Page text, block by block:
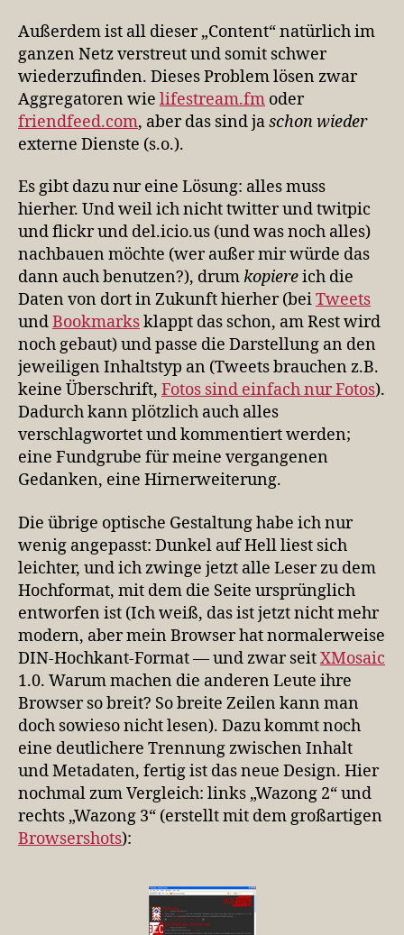
Außerdem ist all dieser „Content“ natürlich im
ganzen Netz verstreut und somit schwer
wiederzufinden. Dieses Problem lösen zwar
Aggregatoren wie lifestream.fm oder
friendfeed.com, aber das sind jaschon wieder
externe Dienste (s.o.).
Es gibt dazu nur eine Lösung: alles muss
hierher. Und weil ich nicht twitter und twitpic
und flickr und del.icio.us (und was noch alles)
nachbauen möchte (wer außer mir würde das
dann auch benutzen?), drum kopiereich die
Daten von dort in Zukunft hierher (beiTweets
undBookmarksklappt das schon, am Rest wird
noch gebaut) und passe die Darstellung an den
jeweiligen Inhaltstyp an (Tweets brauchen z.B.
keine Überschrift, Fotos sind einfach nur Fotos).
Dadurch kann plötzlich auch alles
verschlagwortet und kommentiert werden;
eine Fundgrube für meine vergangenen
Gedanken, eine Hirnerweiterung.
Die übrige optische Gestaltung habe ich nur
wenig angepasst: Dunkel auf Hell liest sich
leichter, und ich zwinge jetzt alle Leser zu dem
Hochformat, mit dem die Seite ursprünglich
entworfen ist (Ich weiß, das ist jetzt nicht mehr
modern, aber mein Browser hat normalerweise
DIN-Hochkant-Format — und zwar seitXMosaic
1.0. Warum machen die anderen Leute ihre
Browser so breit? So breite Zeilen kann man
doch sowieso nicht lesen). Dazu kommt noch
eine deutlichere Trennung zwischen Inhalt
und Metadaten, fertig ist das neue Design. Hier
nochmal zum Vergleich: links „Wazong 2“ und
rechts „Wazong 3“ (erstellt mit dem großartigen
Browsershots):